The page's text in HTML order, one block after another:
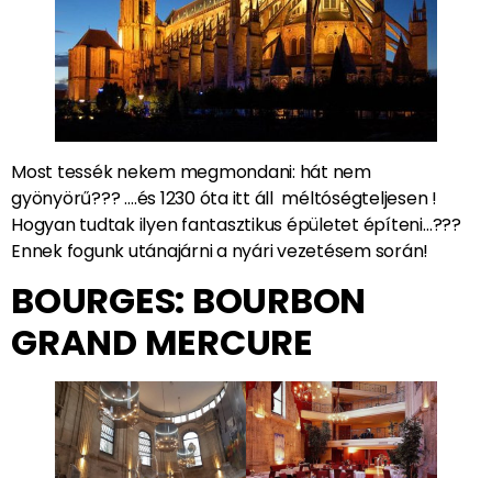
Most tessék nekem megmondani: hát nem
gyönyörű??? ….és 1230 óta itt áll méltóségteljesen !
Hogyan tudtak ilyen fantasztikus épületet építeni…???
Ennek fogunk utánajárni a nyári vezetésem során!
BOURGES: BOURBON
GRAND MERCURE